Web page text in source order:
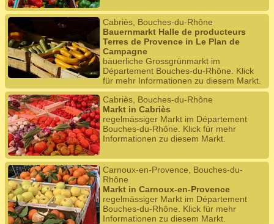
Cabriès, Bouches-du-Rhône
Bauernmarkt Halle de producteurs
Terres de Provence in Le Plan de
Campagne
bäuerliche Grossgrünmarkt im
Département Bouches-du-Rhône. Klick
für mehr Informationen zu diesem Markt.
Cabriès, Bouches-du-Rhône
Markt in Cabriès
regelmässiger Markt im Département
Bouches-du-Rhône. Klick für mehr
Informationen zu diesem Markt.
Carnoux-en-Provence, Bouches-du-
Rhône
Markt in Carnoux-en-Provence
regelmässiger Markt im Département
Bouches-du-Rhône. Klick für mehr
Informationen zu diesem Markt.